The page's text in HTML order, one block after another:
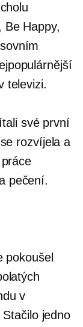
Be Happy,
televizi.
své první
rozvíjela a
pečení.
pokoušel
v
jedno